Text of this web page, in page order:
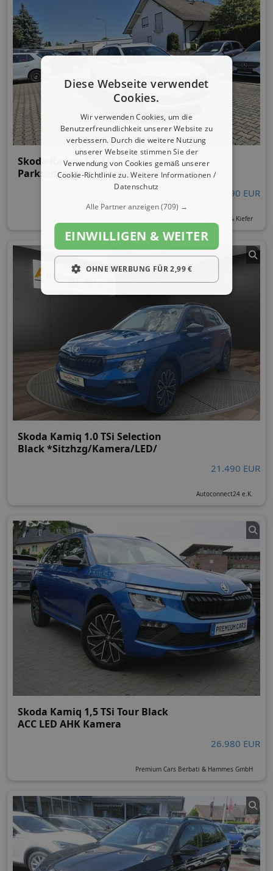
Skoda Kamiq 1,0 TSI Style Klima,
Parksensoren hinten, Ca
15.490 EUR
Delalic & Kiefer
Skoda Kamiq 1.0 TSi Selection
Black *Sitzhzg/Kamera/LED/
21.490 EUR
Autoconnect24 e.K.
Skoda Kamiq 1,5 TSi Tour Black
ACC LED AHK Kamera
26.980 EUR
Premium Cars Berbati & Hammes GmbH
Diese Webseite verwendet
Cookies.
Wir verwenden Cookies, um die
Benutzerfreundlichkeit unserer Website zu
verbessern. Durch die weitere Nutzung
unserer Webseite stimmen Sie der
Verwendung von Cookies gemäß unserer
Cookie-Richtlinie zu.Weitere Informationen /
Datenschutz
Alle Partner anzeigen(709) →
EINWILLIGEN & WEITER
OHNE WERBUNG FÜR 2,99 €